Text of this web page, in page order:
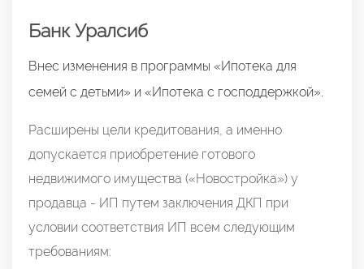
Банк Уралсиб
Внес изменения в программы «Ипотека для
семей с детьми» и «Ипотека с господдержкой».
Расширены цели кредитования, а именно
допускается приобретение готового
недвижимого имущества («Новостройка») у
продавца - ИП путем заключения ДКП при
условии соответствия ИП всем следующим
требованиям: